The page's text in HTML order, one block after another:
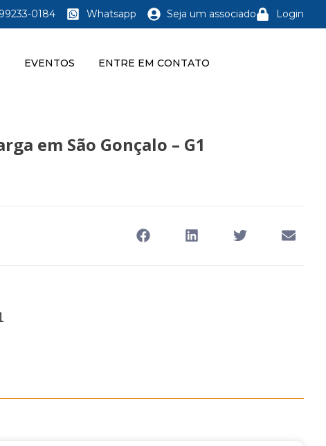
0184 Whatsapp Seja um associado Login
EVENTOS ENTRE EM CONTATO
em São Gonçalo – G1